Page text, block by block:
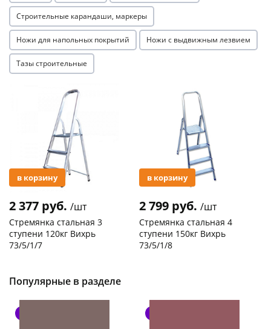
Строительные карандаши, маркеры
Ножи для напольных покрытий Ножи с выдвижным лезвием
Тазы строительные
в корзину
2 377 руб. /шт
Стремянка стальная 3
ступени 120кг Вихрь
73/5/1/7
в корзину
2 799 руб. /шт
Стремянка стальная 4
ступени 150кг Вихрь
73/5/1/8
Популярные в разделе